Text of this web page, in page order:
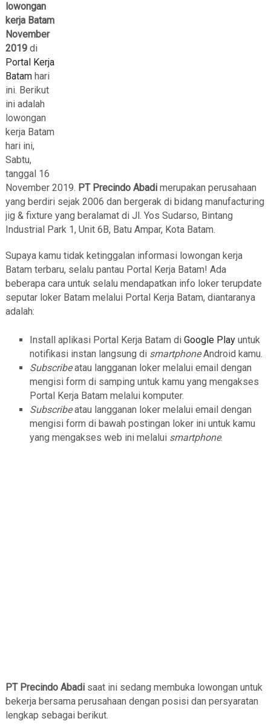
lowongan
kerja Batam
November
2019 di
Portal Kerja
Batamhari
ini. Berikut
ini adalah
lowongan
kerja Batam
hari ini,
Sabtu,
tanggal 16
November 2019. PT Precindo Abadimerupakan perusahaan
yang berdiri sejak 2006 dan bergerak di bidang manufacturing
jig & fixture yang beralamat di Jl. Yos Sudarso, Bintang
Industrial Park 1, Unit 6B, Batu Ampar, Kota Batam.
Supaya kamu tidak ketinggalan informasi lowongan kerja
Batam terbaru, selalu pantau Portal Kerja Batam! Ada
beberapa cara untuk selalu mendapatkan info loker terupdate
seputar loker Batam melalui Portal Kerja Batam, diantaranya
adalah:
Install aplikasi Portal Kerja Batam di Google Playuntuk
notifikasi instan langsung di smartphoneAndroid kamu.
Subscribeatau langganan loker melalui email dengan
mengisi form di samping untuk kamu yang mengakses
Portal Kerja Batam melalui komputer.
Subscribeatau langganan loker melalui email dengan
mengisi form di bawah postingan loker ini untuk kamu
yang mengakses web ini melalui smartphone.
PT Precindo Abadisaat ini sedang membuka lowongan untuk
bekerja bersama perusahaan dengan posisi dan persyaratan
lengkap sebagai berikut.